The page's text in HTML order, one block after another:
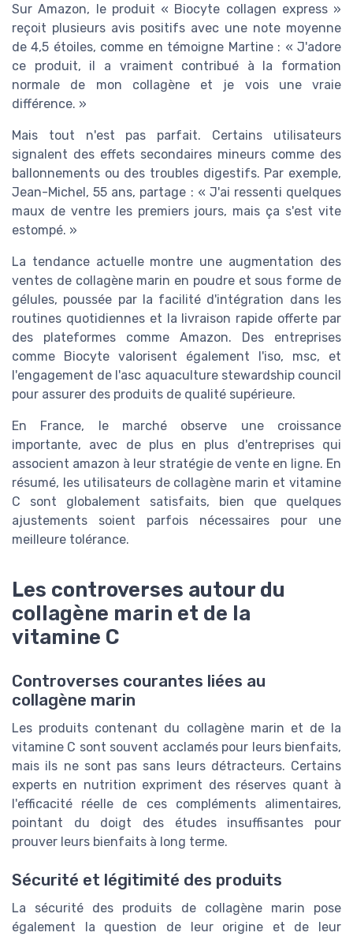
Sur Amazon, le produit « Biocyte collagen express »
reçoit plusieurs avis positifs avec une note moyenne
de 4,5 étoiles, comme en témoigne Martine : « J'adore
ce produit, il a vraiment contribué à la formation
normale de mon collagène et je vois une vraie
différence. »
Mais tout n'est pas parfait. Certains utilisateurs
signalent des effets secondaires mineurs comme des
ballonnements ou des troubles digestifs. Par exemple,
Jean-Michel, 55 ans, partage : « J'ai ressenti quelques
maux de ventre les premiers jours, mais ça s'est vite
estompé. »
La tendance actuelle montre une augmentation des
ventes de collagène marin en poudre et sous forme de
gélules, poussée par la facilité d'intégration dans les
routines quotidiennes et la livraison rapide offerte par
des plateformes comme Amazon. Des entreprises
comme Biocyte valorisent également l'iso, msc, et
l'engagement de l'asc aquaculture stewardship council
pour assurer des produits de qualité supérieure.
En France, le marché observe une croissance
importante, avec de plus en plus d'entreprises qui
associent amazon à leur stratégie de vente en ligne. En
résumé, les utilisateurs de collagène marin et vitamine
C sont globalement satisfaits, bien que quelques
ajustements soient parfois nécessaires pour une
meilleure tolérance.
Les controverses autour du
collagène marin et de la
vitamine C
Controverses courantes liées au
collagène marin
Les produits contenant du collagène marin et de la
vitamine C sont souvent acclamés pour leurs bienfaits,
mais ils ne sont pas sans leurs détracteurs. Certains
experts en nutrition expriment des réserves quant à
l'efficacité réelle de ces compléments alimentaires,
pointant du doigt des études insuffisantes pour
prouver leurs bienfaits à long terme.
Sécurité et légitimité des produits
La sécurité des produits de collagène marin pose
également la question de leur origine et de leur